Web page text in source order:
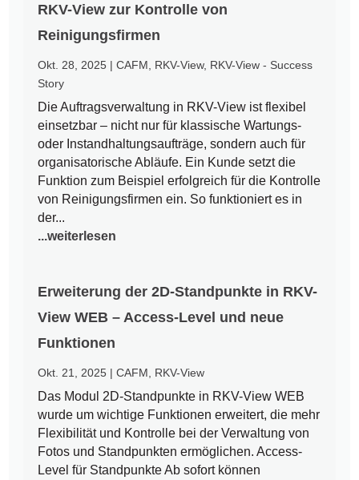
RKV-View zur Kontrolle von
Reinigungsfirmen
Okt. 28, 2025 |CAFM RKV-View, RKV-View - Success
Story
Die Auftragsverwaltung in RKV-View ist flexibel
einsetzbar – nicht nur für klassische Wartungs-
oder Instandhaltungsaufträge, sondern auch für
organisatorische Abläufe. Ein Kunde setzt die
Funktion zum Beispiel erfolgreich für die Kontrolle
von Reinigungsfirmen ein. So funktioniert es in
der...
...weiterlesen
Erweiterung der 2D-Standpunkte in RKV-
View WEB – Access-Level und neue
Funktionen
Okt. 21, 2025 |CAFM RKV-View
Das Modul 2D-Standpunkte in RKV-View WEB
wurde um wichtige Funktionen erweitert, die mehr
Flexibilität und Kontrolle bei der Verwaltung von
Fotos und Standpunkten ermöglichen. Access-
Level für Standpunkte Ab sofort können